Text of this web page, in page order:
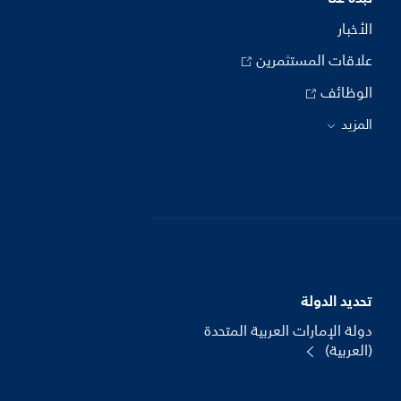
الأخبار
علاقات المستثمرين
الوظائف
المزيد
تحديد الدولة
دولة الإمارات العربية المتحدة
(العربية)